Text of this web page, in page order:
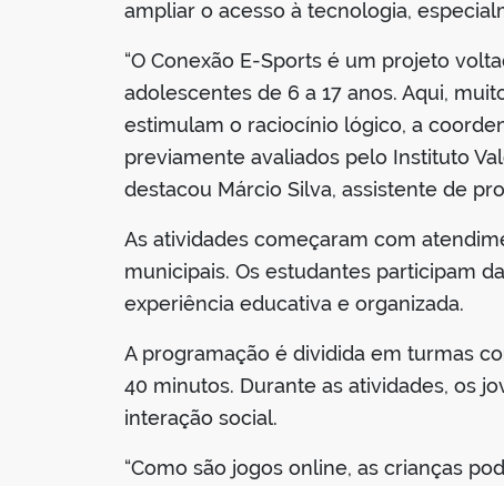
ampliar o acesso à tecnologia,
“O Conexão E-Sports é um projeto
adolescentes de 6 a 17 anos. Aqui,
estimulam o raciocínio lógico, a
previamente avaliados pelo Instituto
destacou Márcio Silva, assistente de
As atividades começaram com
municipais. Os estudantes participam
experiência educativa e organizada.
A programação é dividida em turmas
40 minutos. Durante as atividades, os
interação social.
“Como são jogos online, as crianças